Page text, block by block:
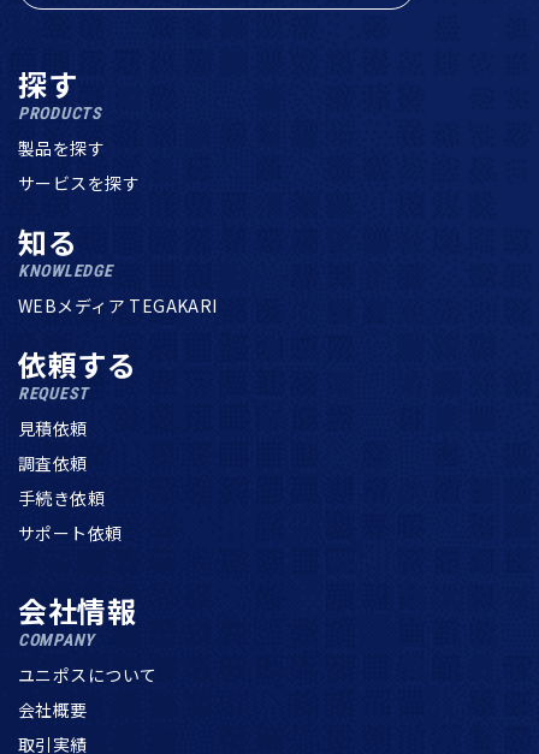
探す
PRODUCTS
製品を探す
サービスを探す
知る
KNOWLEDGE
WEBメディア TEGAKARI
依頼する
REQUEST
見積依頼
調査依頼
手続き依頼
サポート依頼
会社情報
COMPANY
ユニポスについて
会社概要
取引実績